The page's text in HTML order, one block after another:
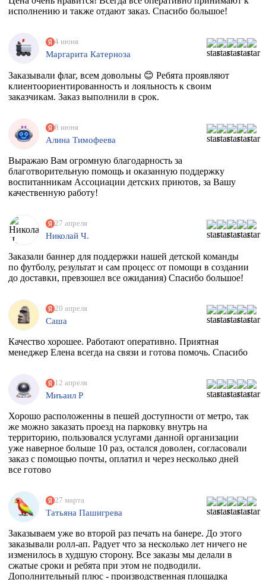
исполнению и также отдают заказ. Спасибо большое!
4 июня
Маргарита Катерноза
Заказывали флаг, всем довольны 😊 Ребята проявляют
клиентоориентированность и лояльность к своим
заказчикам. Заказ выполнили в срок.
8 июня
Алина Тимофеева
Выражаю Вам огромную благодарность за
благотворительную помощь и оказанную поддержку
воспитанникам Ассоциации детских приютов, за Вашу
качественную работу!
27 апреля
Николай Ч.
Заказали баннер для поддержки нашей детской команды
по футболу, результат и сам процесс от помощи в создании
до доставки, превзошел все ожидания) Спасибо большое!
20 апреля
Саша
Качество хорошее. Работают оперативно. Приятная
менеджер Елена всегда на связи и готова помочь. Спасибо
12 апреля
Миъаил Р
Хорошо расположенны в пешей доступности от метро, так
же можно заказать проезд на парковку внутрь на
территорию, пользовался услугами данной организации
уже наверное больше 10 раз, остался доволен, согласовали
заказ с помощью почты, оплатил и через несколько дней
все готово
27 марта
Татьяна Пашигрева
Заказываем уже во второй раз печать на банере. До этого
заказывали ролл-ап. Радует что за несколько лет ничего не
изменилось в худшую сторону. Все заказы мы делали в
сжатые сроки и ребята при этом не подводили.
Дополнительный плюс - производственная площадка